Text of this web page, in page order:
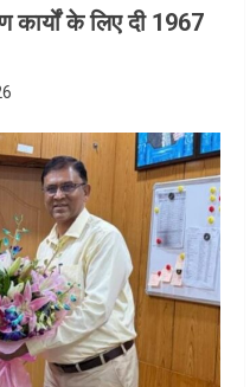
कार्यों के लिए दी 1967